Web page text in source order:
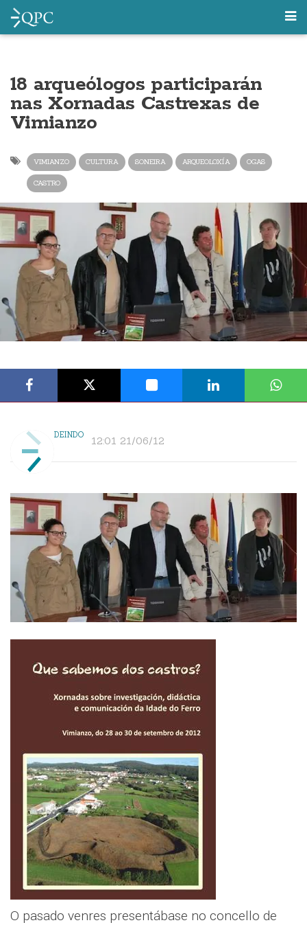
18 arqueólogos participarán
nas Xornadas Castrexas de
Vimianzo
VIMIANZO CULTURA SONEIRA ARQUEOLOXÍA OGAS
CASTRO
DEINDO 12:01 21/06/12
O pasado venres presentábase no concello de